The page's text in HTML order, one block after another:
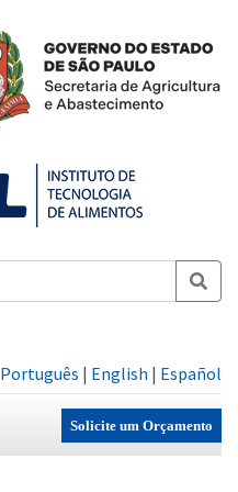
Português | English | Español
Solicite um Orçamento